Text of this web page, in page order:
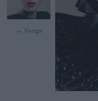
← Vorige